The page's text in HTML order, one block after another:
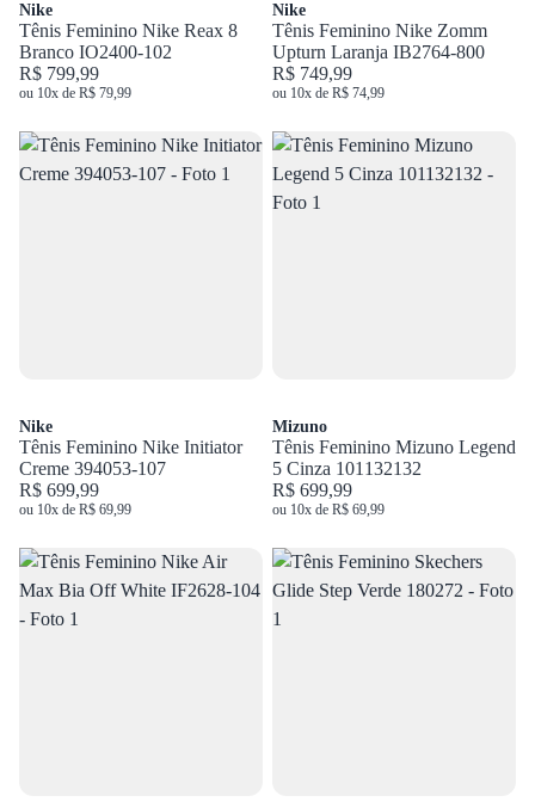
Nike
Tênis Feminino Nike Reax 8
Branco IO2400-102
R$ 799,99
ou 10x de R$ 79,99
Nike
Tênis Feminino Nike Zomm
Upturn Laranja IB2764-800
R$ 749,99
ou 10x de R$ 74,99
Nike
Tênis Feminino Nike Initiator
Creme 394053-107
R$ 699,99
ou 10x de R$ 69,99
Mizuno
Tênis Feminino Mizuno Legend
5 Cinza 101132132
R$ 699,99
ou 10x de R$ 69,99